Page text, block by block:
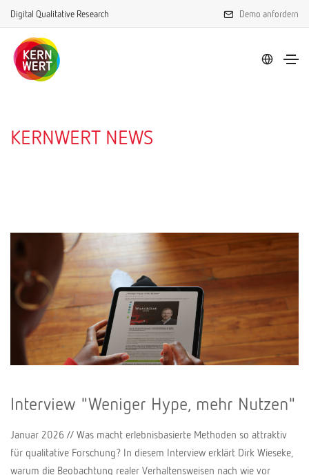
Digital Qualitative Research Demo anfordern
KERNWERT NEWS
Interview "Weniger Hype, mehr Nutzen"
Januar 2026 // Was macht erlebnisbasierte Methoden so attraktiv
für qualitative Forschung? In diesem Interview erklärt Dirk Wieseke,
warum die Beobachtung realer Verhaltensweisen nach wie vor